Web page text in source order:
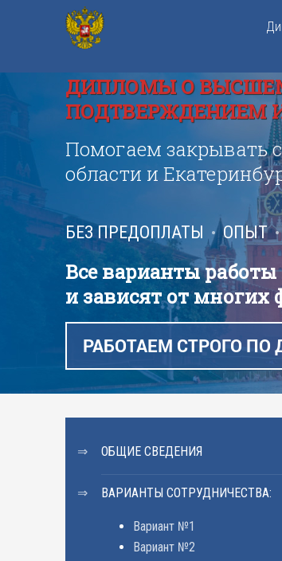
ДИПЛОМЫ О
ПОДТВЕРЖДЕНИЕМ
Помогаем закрывать
области и
БЕЗ ПРЕДОПЛАТЫ ОПЫТ
Все варианты
и зависят от многих
РАБОТАЕМ СТРОГО ПО
ОБЩИЕ СВЕДЕНИЯ
ВАРИАНТЫ СОТРУДНИЧЕСТВА:
Вариант №1
Вариант №2